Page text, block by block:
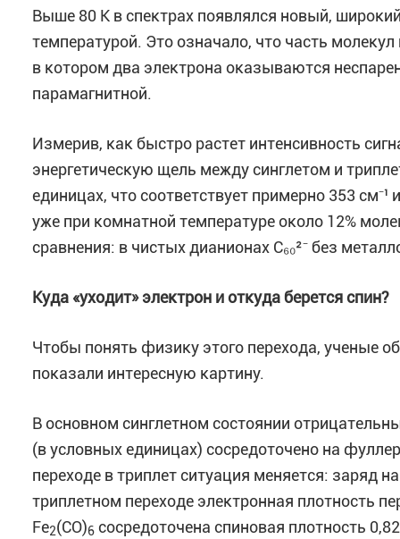
Выше 80 К в спектрах появлялся новый,
температурой. Это означало, что часть
в котором два электрона оказываются
парамагнитной.
Измерив, как быстро растет интенсивность
энергетическую щель между синглетом и
единицах, что соответствует примерно 353
уже при комнатной температуре около 12%
сравнения: в чистых дианионах C₆₀²⁻ без
Куда «уходит» электрон и откуда берется спин?
Чтобы понять физику этого перехода, ученые
показали интересную картину.
В основном синглетном состоянии
(в условных единицах) сосредоточено на
переходе в триплет ситуация меняется: заряд
триплетном переходе электронная плотность
Fe2(CO)6 сосредоточена спиновая плотность